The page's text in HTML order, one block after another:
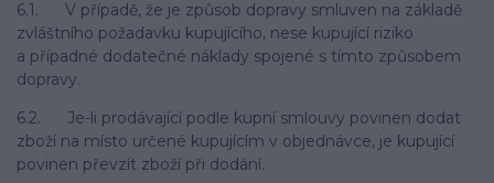
6.1. V případě, že je způsob dopravy smluven na základě
zvláštního požadavku kupujícího, nese kupující riziko
a případné dodatečné náklady spojené s tímto způsobem
dopravy.
6.2. Je-li prodávající podle kupní smlouvy povinen dodat
zboží na místo určené kupujícím v objednávce, je kupující
povinen převzít zboží při dodání.